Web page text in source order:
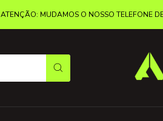
ATENÇÃO: MUDAMOS O NOSSO TELEFONE